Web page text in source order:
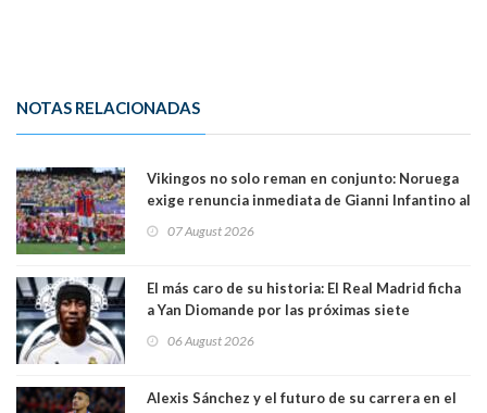
NOTAS RELACIONADAS
Vikingos no solo reman en conjunto: Noruega
exige renuncia inmediata de Gianni Infantino al
07 August 2026
El más caro de su historia: El Real Madrid ficha
a Yan Diomande por las próximas siete
06 August 2026
Alexis Sánchez y el futuro de su carrera en el